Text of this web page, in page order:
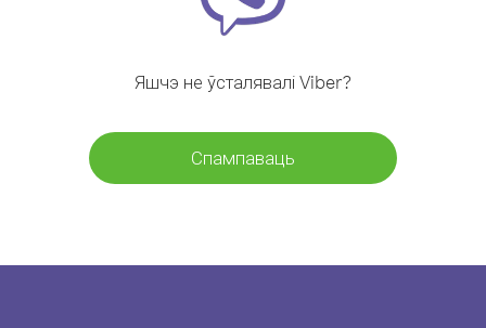
Яшчэ не ўсталявалі Viber?
Спампаваць